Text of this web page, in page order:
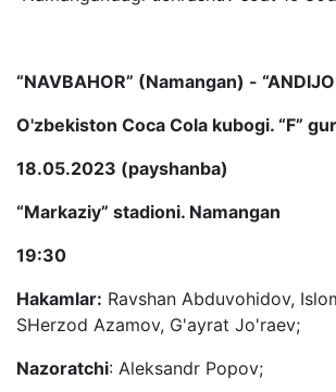
“NAVBAHOR” (Namangan) -
O'zbekiston Coca Cola kubogi. “F”
18.05.2023 (payshanba)
“Markaziy” stadioni. Namangan
19:30
Hakamlar: Ravshan Abduvohidov,
SHerzod Azamov, G'ayrat Jo'raev;
Nazoratchi: Aleksandr Popov;